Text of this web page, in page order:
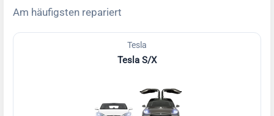
Am häufigsten repariert
Tesla
Tesla S/X